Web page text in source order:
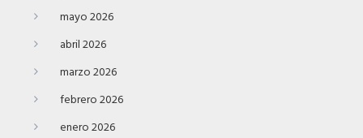
mayo 2026
abril 2026
marzo 2026
febrero 2026
enero 2026